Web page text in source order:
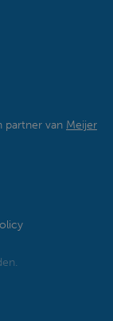
partner van Meijer